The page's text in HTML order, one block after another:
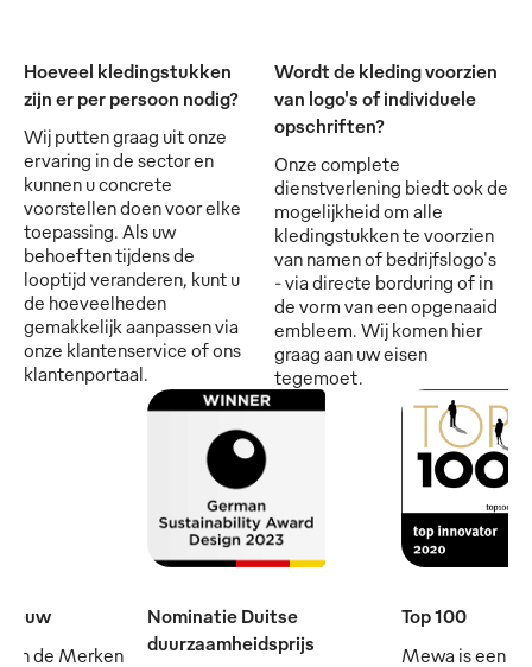
Hoeveel kledingstukken
zijn er per persoon nodig?
Wij putten graag uit onze
ervaring in de sector en
kunnen u concrete
voorstellen doen voor elke
toepassing. Als uw
behoeften tijdens de
looptijd veranderen, kunt u
de hoeveelheden
gemakkelijk aanpassen via
onze klantenservice of ons
klantenportaal.
Wordt de kleding voorzien
van logo's of individuele
opschriften?
Onze complete
dienstverlening biedt ook de
mogelijkheid om alle
kledingstukken te voorzien
van namen of bedrijfslogo's
- via directe borduring of in
de vorm van een opgenaaid
embleem. Wij komen hier
graag aan uw eisen
tegemoet.
eeuw
de Merken
Nominatie Duitse
duurzaamheidsprijs
Top 100
Mewa is een